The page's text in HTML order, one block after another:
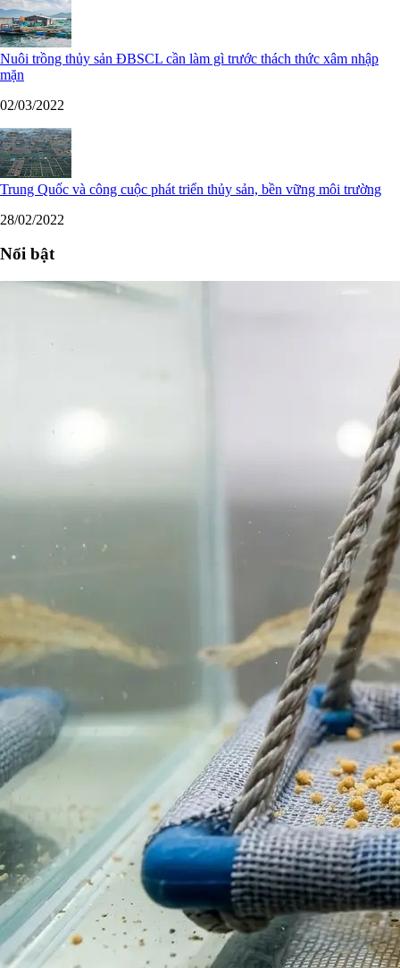
Nuôi trồng thủy sản ĐBSCL cần làm gì trước thách thức xâm nhập
mặn
02/03/2022
Trung Quốc và công cuộc phát triển thủy sản, bền vững môi trường
28/02/2022
Nổi bật